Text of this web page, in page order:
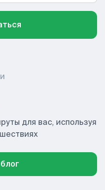
для вас, используя